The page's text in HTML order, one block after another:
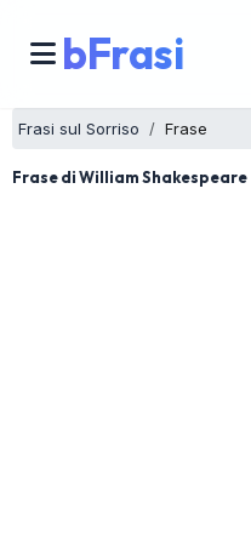
bFrasi
Frasi sul Sorriso Frase
Frase di William Shakespeare